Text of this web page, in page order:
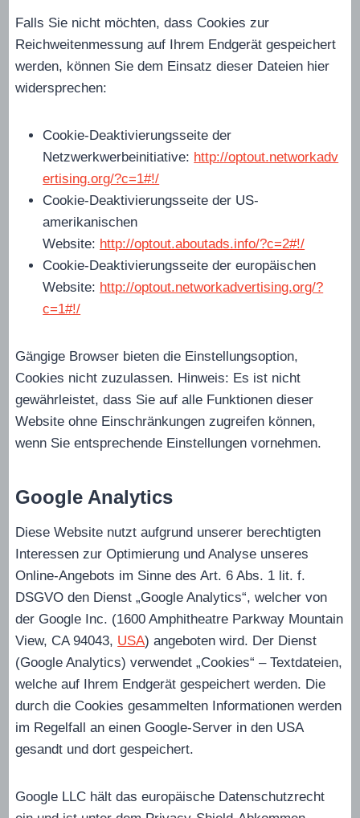
Falls Sie nicht möchten, dass Cookies zur
Reichweitenmessung auf Ihrem Endgerät gespeichert
werden, können Sie dem Einsatz dieser Dateien hier
widersprechen:
Cookie-Deaktivierungsseite der
Netzwerkwerbeinitiative: http://optout.networkadv
ertising.org/?c=1#!/
Cookie-Deaktivierungsseite der US-
amerikanischen
Website: http://optout.aboutads.info/?c=2#!/
Cookie-Deaktivierungsseite der europäischen
Website: http://optout.networkadvertising.org/?
c=1#!/
Gängige Browser bieten die Einstellungsoption,
Cookies nicht zuzulassen. Hinweis: Es ist nicht
gewährleistet, dass Sie auf alle Funktionen dieser
Website ohne Einschränkungen zugreifen können,
wenn Sie entsprechende Einstellungen vornehmen.
Google Analytics
Diese Website nutzt aufgrund unserer berechtigten
Interessen zur Optimierung und Analyse unseres
Online-Angebots im Sinne des Art. 6 Abs. 1 lit. f.
DSGVO den Dienst „Google Analytics“, welcher von
der Google Inc. (1600 Amphitheatre Parkway Mountain
View, CA 94043, USA) angeboten wird. Der Dienst
(Google Analytics) verwendet „Cookies“ – Textdateien,
welche auf Ihrem Endgerät gespeichert werden. Die
durch die Cookies gesammelten Informationen werden
im Regelfall an einen Google-Server in den USA
gesandt und dort gespeichert.
Google LLC hält das europäische Datenschutzrecht